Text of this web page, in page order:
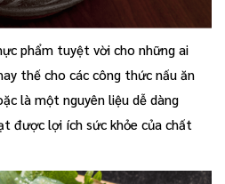
phẩm tuyệt vời cho những ai
thế cho các công thức nấu ăn
là một nguyên liệu dễ dàng
được lợi ích sức khỏe của chất